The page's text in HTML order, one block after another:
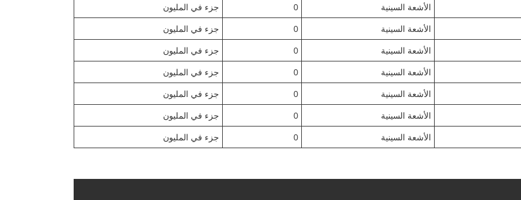
الأشعة السينية 0
جزء في المليون
الأشعة السينية 0
جزء في المليون
الأشعة السينية 0
جزء في المليون
الأشعة السينية 0
جزء في المليون
الأشعة السينية 0
جزء في المليون
الأشعة السينية 0
جزء في المليون
الأشعة السينية 0 جزء في المليون